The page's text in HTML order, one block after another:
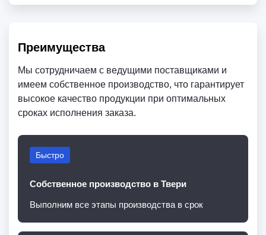
Преимущества
Мы сотрудничаем с ведущими поставщиками и
имеем собственное производство, что гарантирует
высокое качество продукции при оптимальных
сроках исполнения заказа.
Быстро
Собственное производство в Твери
Выполним все этапы производства в срок